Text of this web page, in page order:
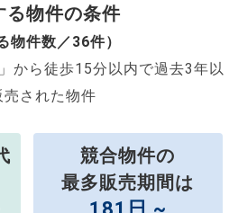
物件の条件
物件数／36件）
から徒歩15分以内で過去3年以
売された物件
競合物件の
最多販売期間は